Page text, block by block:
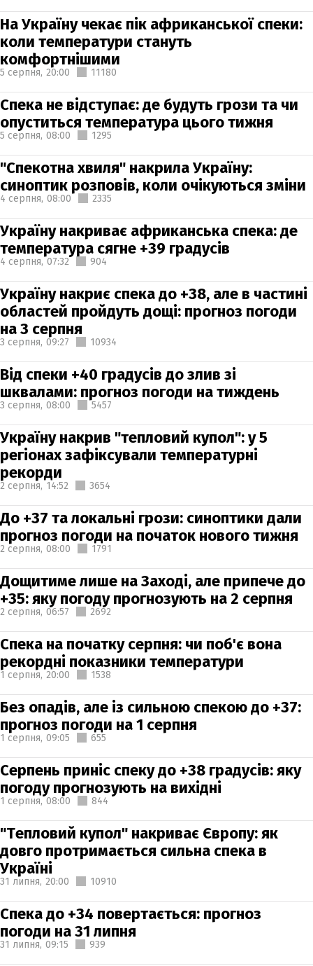
На Україну чекає пік африканської спеки:
коли температури стануть
комфортнішими
5 серпня, 20:00 11180
Спека не відступає: де будуть грози та чи
опуститься температура цього тижня
5 серпня, 08:00 1295
"Спекотна хвиля" накрила Україну:
синоптик розповів, коли очікуються зміни
4 серпня, 08:00 2335
Україну накриває африканська спека: де
температура сягне +39 градусів
4 серпня, 07:32 904
Україну накриє спека до +38, але в частині
областей пройдуть дощі: прогноз погоди
на 3 серпня
3 серпня, 09:27 10934
Від спеки +40 градусів до злив зі
шквалами: прогноз погоди на тиждень
3 серпня, 08:00 5457
Україну накрив "тепловий купол": у 5
регіонах зафіксували температурні
рекорди
2 серпня, 14:52 3654
До +37 та локальні грози: синоптики дали
прогноз погоди на початок нового тижня
2 серпня, 08:00 1791
Дощитиме лише на Заході, але припече до
+35: яку погоду прогнозують на 2 серпня
2 серпня, 06:57 2692
Спека на початку серпня: чи поб'є вона
рекордні показники температури
1 серпня, 20:00 1538
Без опадів, але із сильною спекою до +37:
прогноз погоди на 1 серпня
1 серпня, 09:05 655
Серпень приніс спеку до +38 градусів: яку
погоду прогнозують на вихідні
1 серпня, 08:00 844
"Тепловий купол" накриває Європу: як
довго протримається сильна спека в
Україні
31 липня, 20:00 10910
Спека до +34 повертається: прогноз
погоди на 31 липня
31 липня, 09:15 939